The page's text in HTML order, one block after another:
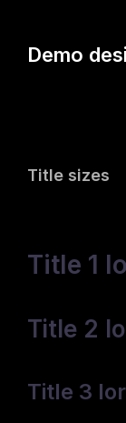
Demo
Title sizes
Title 1
Title 2
Title 3